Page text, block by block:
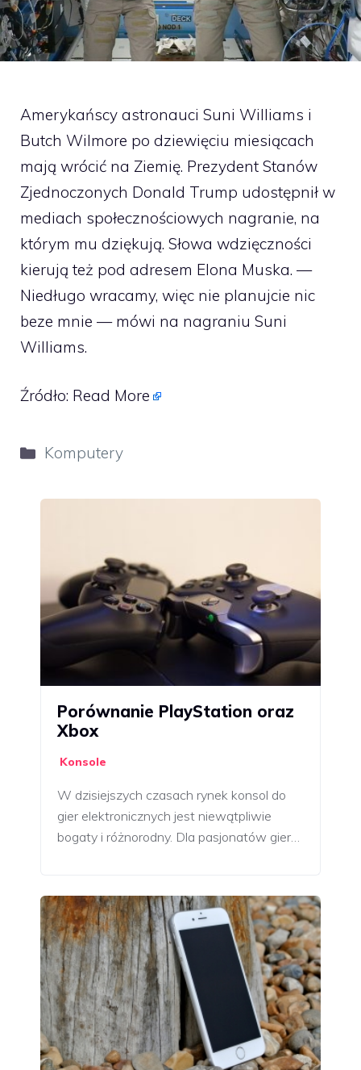
Amerykańscy astronauci Suni Williams i
Butch Wilmore po dziewięciu miesiącach
mają wrócić na Ziemię. Prezydent Stanów
Zjednoczonych Donald Trump udostępnił w
mediach społecznościowych nagranie, na
którym mu dziękują. Słowa wdzięczności
kierują też pod adresem Elona Muska. —
Niedługo wracamy, więc nie planujcie nic
beze mnie — mówi na nagraniu Suni
Williams.
Źródło: Read More
Kategorie
Komputery
Porównanie PlayStation oraz
Xbox
Konsole
W dzisiejszych czasach rynek konsol do
gier elektronicznych jest niewątpliwie
bogaty i różnorodny. Dla pasjonatów gier…